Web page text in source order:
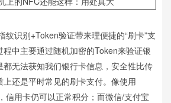
纹识别+Token验证带来理便捷的“刷卡”支
中主要通过随机加密的Token来验证银
无法获知我们银行卡信息，安全性比传
还是平时常见的刷卡支付。像使用
信用卡仍可以正常积分；而微信/支付宝